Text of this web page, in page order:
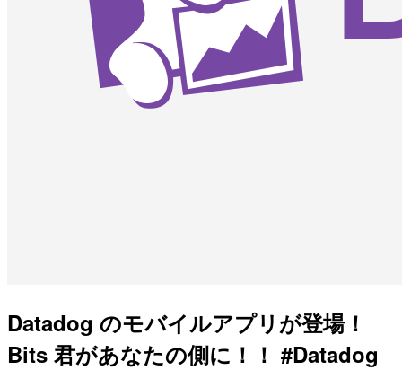
Datadog のモバイルアプリが登場！
Bits 君があなたの側に！！ #Datadog